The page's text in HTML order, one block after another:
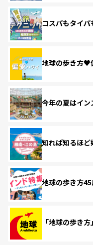
コスパもタイ
地球の歩き方♥
今年の夏はイン
知れば知るほ
地球の歩き方
「地球の歩き